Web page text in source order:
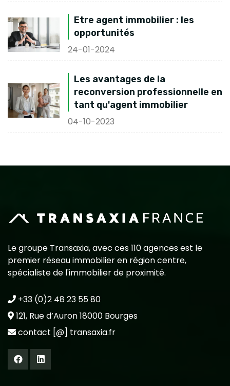
Etre agent immobilier : les
opportunités
24-01-2024
Les avantages de la
reconversion professionnelle en
tant qu'agent immobilier
04-10-2023
Le groupe Transaxia, avec ces 110 agences est le
premier réseau immobilier en région centre,
spécialiste de l'immobilier de proximité.
+33 (0)2 48 23 55 80
121, Rue d’Auron 18000 Bourges
contact [@] transaxia.fr